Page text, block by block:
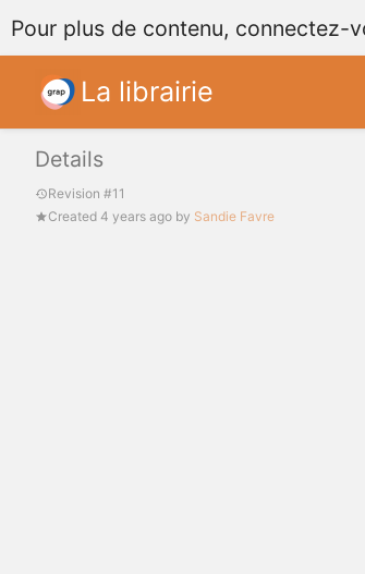
Pour plus de contenu, connectez-
La librairie
Details
Revision #11
Created 4 years ago by Sandie Favre